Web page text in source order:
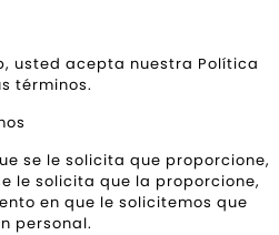
usted acepta nuestra Política
términos.
se le solicita que proporcione,
le solicita que la proporcione,
en que le solicitemos que
personal.